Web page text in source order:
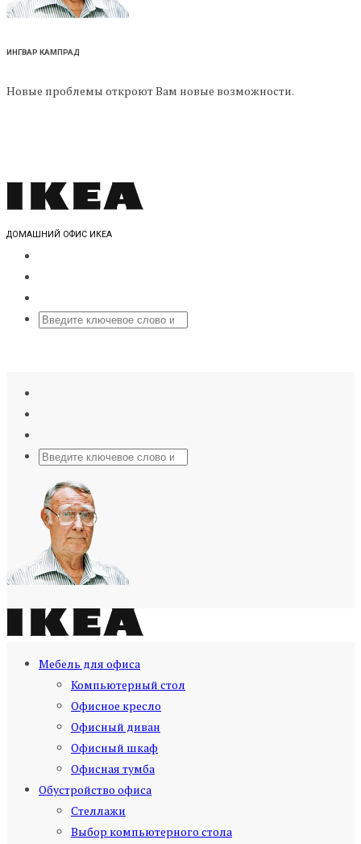
ИНГВАР КАМПРАД
Новые проблемы откроют Вам новые возможности.
ДОМАШНИЙ ОФИС ИКЕА
Мебель для офиса
Компьютерный стол
Офисное кресло
Офисный диван
Офисный шкаф
Офисная тумба
Обустройство офиса
Стеллажи
Выбор компьютерного стола